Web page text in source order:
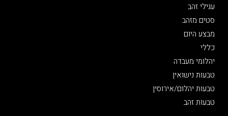
עגילי זהב
סטים מזהב
מבצע היום
כללי
יהלומי מעבדה
טבעות נישואין
טבעות יהלום/אירוסין
טבעות זהב